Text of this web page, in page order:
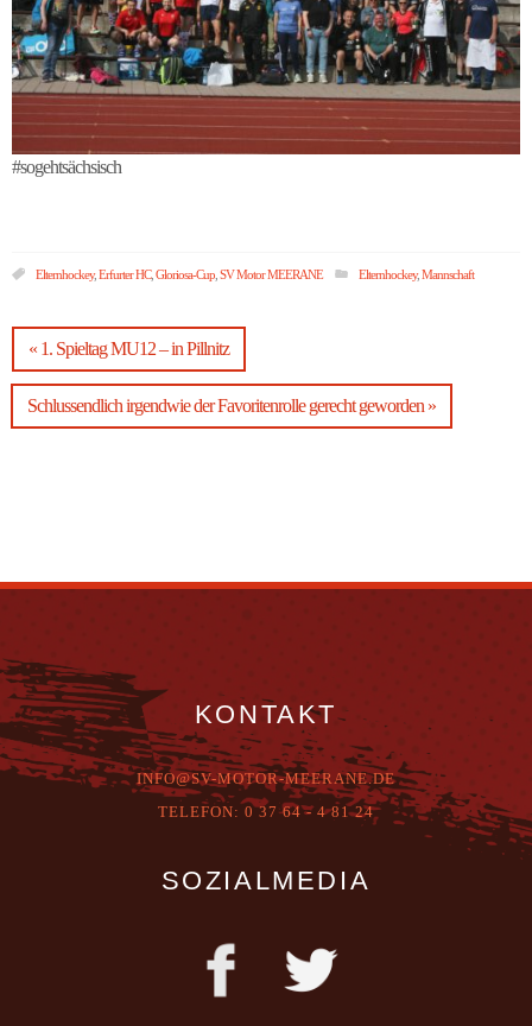
#sogehtsächsisch
Elternhockey,Erfurter HC, Gloriosa-Cup SV Motor MEERANE Elternhockey,Mannschaft
« 1. Spieltag MU12 – in Pillnitz
Schlussendlich irgendwie der Favoritenrolle gerecht geworden »
KONTAKT
INFO@SV-MOTOR-MEERANE.DE
TELEFON: 0 37 64 - 4 81 24
SOZIALMEDIA